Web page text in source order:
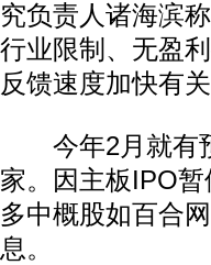
究负责人诸海滨
行业限制、无盈
反馈速度加快有关
今年2月就有预
家。因主板IPO
多中概股如百合
息。